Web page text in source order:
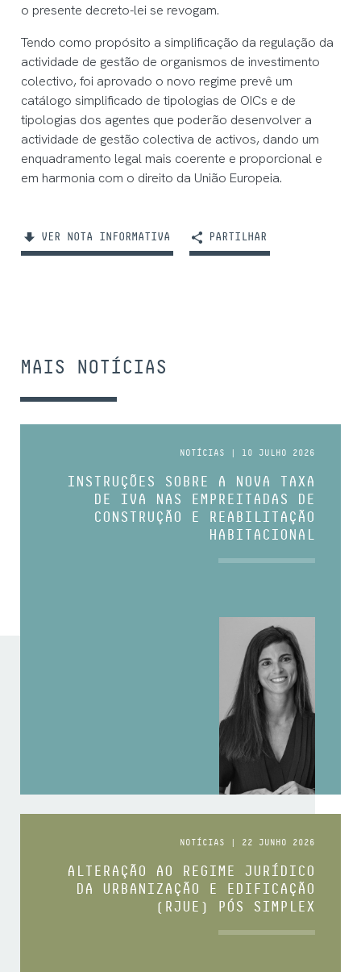
o presente decreto-lei se revogam.
Tendo como propósito a simplificação da regulação da
actividade de gestão de organismos de investimento
colectivo, foi aprovado o novo regime prevê um
catálogo simplificado de tipologias de OICs e de
tipologias dos agentes que poderão desenvolver a
actividade de gestão colectiva de activos, dando um
enquadramento legal mais coerente e proporcional e
em harmonia com o direito da União Europeia.
VER NOTA INFORMATIVA PARTILHAR
MAIS NOTÍCIAS
NOTÍCIAS | 10 JULHO 2026
INSTRUÇÕES SOBRE A NOVA TAXA
DE IVA NAS EMPREITADAS DE
CONSTRUÇÃO E REABILITAÇÃO
HABITACIONAL
NOTÍCIAS | 22 JUNHO 2026
ALTERAÇÃO AO REGIME JURÍDICO
DA URBANIZAÇÃO E EDIFICAÇÃO
(RJUE) PÓS SIMPLEX